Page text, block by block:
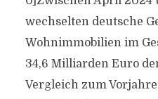
wechselten deutsche
Wohnimmobilien im
34,6 Milliarden Euro
Vergleich zum